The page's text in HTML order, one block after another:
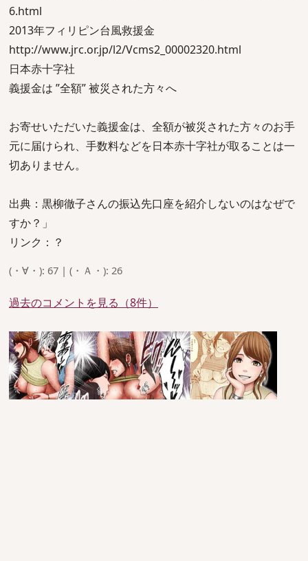
6.html
2013年フィリピン台風救援金
http://www.jrc.or.jp/l2/Vcms2_00002320.html
日本赤十字社
義援金は ”全額” 被災された方々へ
お寄せいただいた義援金は、全額が被災された方々のお手
元に届けられ、手数料などを日本赤十字社が取ることは一
切ありません。
出典：黒柳徹子さんの振込先口座を紹介しないのはなぜで
すか？」
リンク：？
(・∀・): 67 | (・Ａ・): 26
過去のコメントを見る（8件）